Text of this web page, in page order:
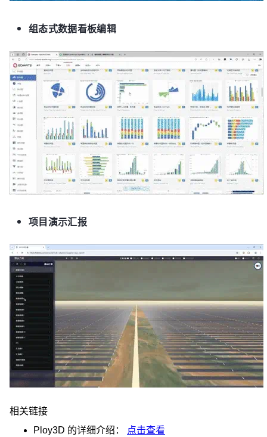
组态式数据看板编辑
项目演示汇报
相关链接
Ploy3D 的详细介绍：
点击查看